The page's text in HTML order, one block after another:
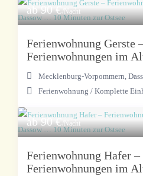
ab 90 €/Nacht
Ferienwohnung Gerste
Ferienwohnungen im
Mecklenburg-Vorpommern,
Ferienwohnung /Komplette
ab 90 €/Nacht
Ferienwohnung Hafer –
Ferienwohnungen im